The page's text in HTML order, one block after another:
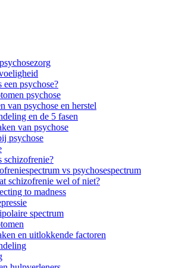
een psychose?
psychose
van psychose en herstel
en de 5 fasen
van psychose
psychose
schizofrenie?
vs psychosespectrum
schizofrenie wel of niet?
to madness
spectrum
en uitlokkende factoren